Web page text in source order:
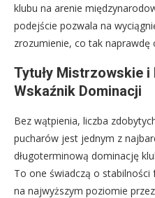
klubu na arenie
podejście pozwala na
zrozumienie, co tak naprawdę
Tytuły Mistrzowskie
Wskaźnik Dominacji
Bez wątpienia, liczba
pucharów jest jednym z
długoterminową dominację
To one świadczą o
na najwyższym poziomie